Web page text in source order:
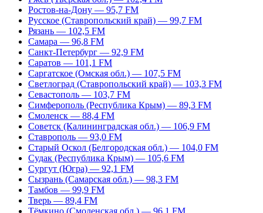
Ростов-на-Дону — 95,7 FM
Русское (Ставропольский край) — 99,7 FM
Рязань — 102,5 FM
Самара — 96,8 FM
Санкт-Петербург — 92,9 FM
Саратов — 101,1 FM
Саргатское (Омская обл.) — 107,5 FM
Светлоград (Ставропольский край) — 103,3 FM
Севастополь — 103,7 FM
Симферополь (Республика Крым) — 89,3 FM
Смоленск — 88,4 FM
Советск (Калининградская обл.) — 106,9 FM
Ставрополь — 93,0 FM
Старый Оскол (Белгородская обл.) — 104,0 FM
Судак (Республика Крым) — 105,6 FM
Сургут (Югра) — 92,1 FM
Сызрань (Самарская обл.) — 98,3 FM
Тамбов — 99,9 FM
Тверь — 89,4 FM
Тёмкино (Смоленская обл.) — 96,1 FM